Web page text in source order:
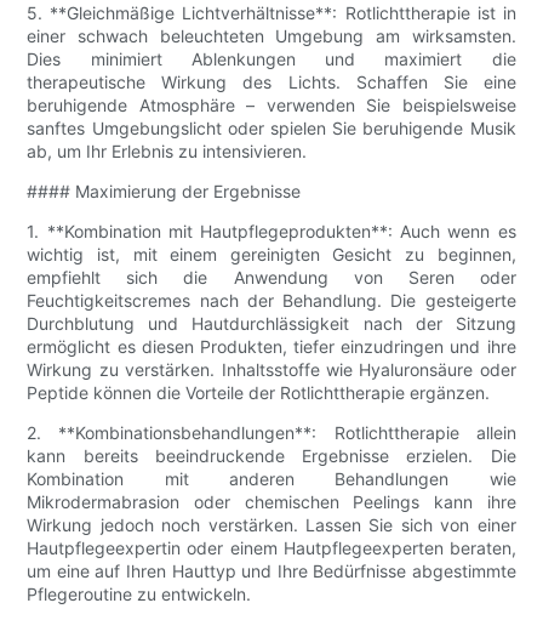
5. **Gleichmäßige Lichtverhältnisse**: Rotlichttherapie ist in
einer schwach beleuchteten Umgebung am wirksamsten.
Dies minimiert Ablenkungen und maximiert die
therapeutische Wirkung des Lichts. Schaffen Sie eine
beruhigende Atmosphäre – verwenden Sie beispielsweise
sanftes Umgebungslicht oder spielen Sie beruhigende Musik
ab, um Ihr Erlebnis zu intensivieren.
#### Maximierung der Ergebnisse
1. **Kombination mit Hautpflegeprodukten**: Auch wenn es
wichtig ist, mit einem gereinigten Gesicht zu beginnen,
empfiehlt sich die Anwendung von Seren oder
Feuchtigkeitscremes nach der Behandlung. Die gesteigerte
Durchblutung und Hautdurchlässigkeit nach der Sitzung
ermöglicht es diesen Produkten, tiefer einzudringen und ihre
Wirkung zu verstärken. Inhaltsstoffe wie Hyaluronsäure oder
Peptide können die Vorteile der Rotlichttherapie ergänzen.
2. **Kombinationsbehandlungen**: Rotlichttherapie allein
kann bereits beeindruckende Ergebnisse erzielen. Die
Kombination mit anderen Behandlungen wie
Mikrodermabrasion oder chemischen Peelings kann ihre
Wirkung jedoch noch verstärken. Lassen Sie sich von einer
Hautpflegeexpertin oder einem Hautpflegeexperten beraten,
um eine auf Ihren Hauttyp und Ihre Bedürfnisse abgestimmte
Pflegeroutine zu entwickeln.